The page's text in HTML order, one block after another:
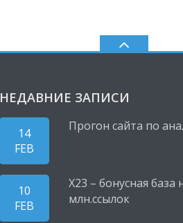
НЕДАВНИЕ ЗАПИСИ
14
FEB
Прогон сайта по
10
FEB
X23 – бонусная база
млн.ссылок